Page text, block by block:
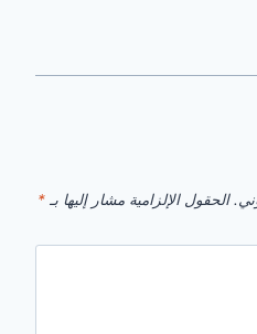
الحقول الإلزامية مشار إليها بـ *